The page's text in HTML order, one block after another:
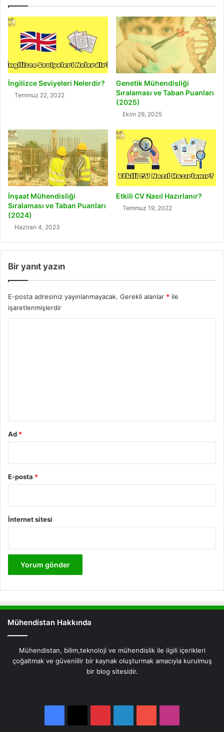
İngilizce Seviyeleri Nelerdir?
Temmuz 22, 2022
Genetik Mühendisliği
Sıralaması ve Taban Puanları
(2025)
Ekim 29, 2025
İnşaat Mühendisliği
Sıralaması ve Taban Puanları
(2024)
Haziran 4, 2023
Etkili CV Nasıl Hazırlanır?
Temmuz 19, 2022
Bir yanıt yazın
E-posta adresiniz yayınlanmayacak. Gerekli alanlar * ile
işaretlenmişlerdir
Ad *
E-posta *
İnternet sitesi
Mühendistan Hakkında
Mühendistan, bilim,teknoloji ve mühendislik ile ilgili içerikleri
çoğaltmak ve güveniilir bir kaynak oluşturmak amacıyla kurulmuş
bir blog sitesidir.